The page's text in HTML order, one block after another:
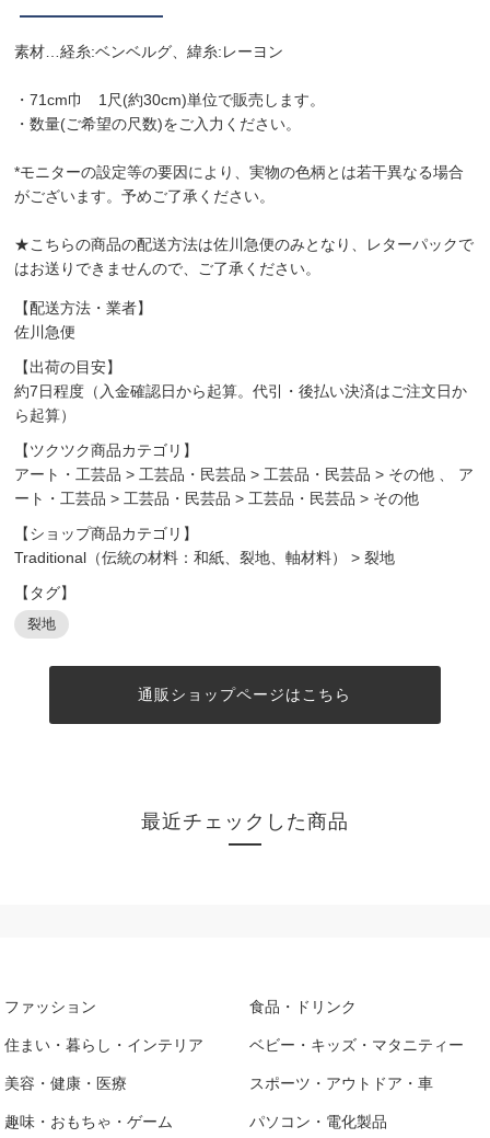
素材…経糸:ベンベルグ、緯糸:レーヨン
・71cm巾 1尺(約30cm)単位で販売します。
・数量(ご希望の尺数)をご入力ください。
*モニターの設定等の要因により、実物の色柄とは若干異なる場合
がございます。予めご了承ください。
★こちらの商品の配送方法は佐川急便のみとなり、レターパックで
はお送りできませんので、ご了承ください。
【配送方法・業者】
佐川急便
【出荷の目安】
約7日程度（入金確認日から起算。代引・後払い決済はご注文日か
ら起算）
【ツクツク商品カテゴリ】
アート・工芸品 > 工芸品・民芸品 > 工芸品・民芸品 > その他
ア
ート・工芸品 > 工芸品・民芸品 > 工芸品・民芸品 > その他
【ショップ商品カテゴリ】
Traditional（伝統の材料：和紙、裂地、軸材料）
> 裂地
【タグ】
裂地
通販ショップページはこちら
最近チェックした商品
ファッション 食品・ドリンク
住まい・暮らし・インテリア ベビー・キッズ・マタニティー
美容・健康・医療 スポーツ・アウトドア・車
趣味・おもちゃ・ゲーム パソコン・電化製品